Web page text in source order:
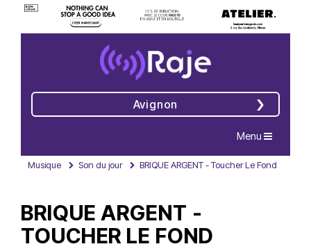
Avignon
Navigation
Menu
Musique Son du jour BRIQUE ARGENT - Toucher Le Fond
BRIQUE ARGENT -
TOUCHER LE FOND